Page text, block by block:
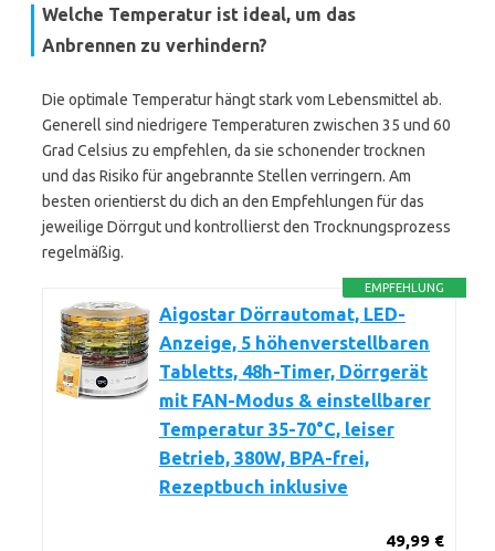
Welche Temperatur ist ideal, um das
Anbrennen zu verhindern?
Die optimale Temperatur hängt stark vom Lebensmittel ab.
Generell sind niedrigere Temperaturen zwischen 35 und 60
Grad Celsius zu empfehlen, da sie schonender trocknen
und das Risiko für angebrannte Stellen verringern. Am
besten orientierst du dich an den Empfehlungen für das
jeweilige Dörrgut und kontrollierst den Trocknungsprozess
regelmäßig.
EMPFEHLUNG
Aigostar Dörrautomat, LED-
Anzeige, 5 höhenverstellbaren
Tabletts, 48h-Timer, Dörrgerät
mit FAN-Modus & einstellbarer
Temperatur 35-70°C, leiser
Betrieb, 380W, BPA-frei,
Rezeptbuch inklusive
49,99 €